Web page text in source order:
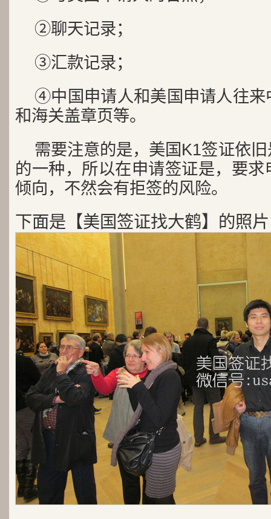
②聊天记录；
③汇款记录；
④中国申请人和美国申请人往来
和海关盖章页等。
需要注意的是，美国K1签证依
的一种，所以在申请签证是，要
倾向，不然会有拒签的风险。
下面是【美国签证找大鹤】的照片